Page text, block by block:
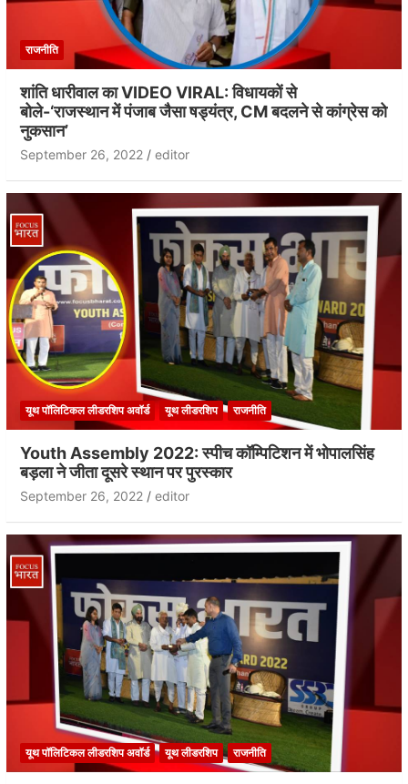
राजनीति
शांति धारीवाल का VIDEO VIRAL: विधायकों से
बोले-‘राजस्थान में पंजाब जैसा षड्यंत्र, CM बदलने से कांग्रेस को
नुकसान’
September 26, 2022 editor
यूथ पॉलिटिकल लीडरशिप अवॉर्ड यूथ लीडरशिप राजनीति
Youth Assembly 2022: स्पीच कॉम्पिटिशन में भोपालसिंह
बड़ला ने जीता दूसरे स्थान पर पुरस्कार
September 26, 2022 editor
यूथ पॉलिटिकल लीडरशिप अवॉर्ड यूथ लीडरशिप राजनीति